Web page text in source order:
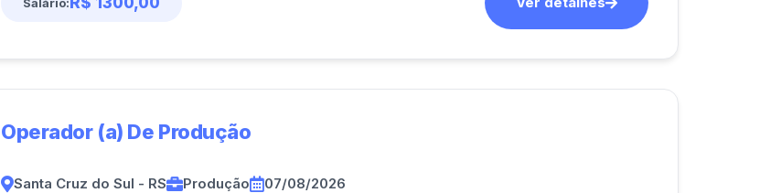
Operador (a) De Produção
Santa Cruz do Sul - RS Produção 07/08/2026